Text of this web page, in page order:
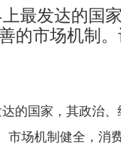
达的国家，
的市场机制
的国家，其政治
市场机制健全，消